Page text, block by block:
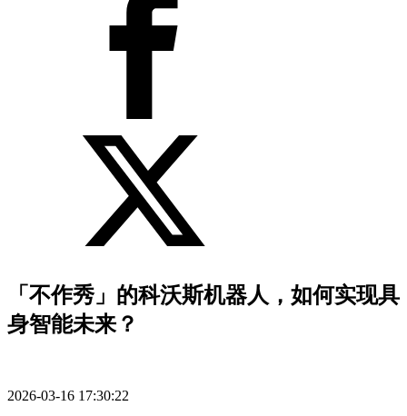
「不作秀」的科沃斯机器人，如何实现具
身智能未来？
2026-03-16 17:30:22